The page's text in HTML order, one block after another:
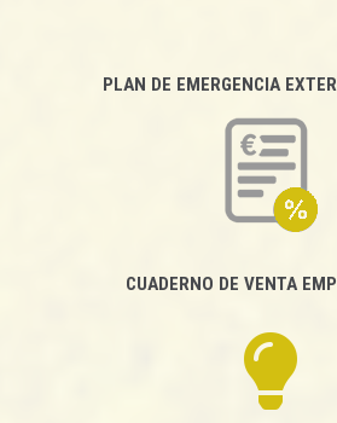
PLAN DE EMERGENCIA
CUADERNO DE VENTA